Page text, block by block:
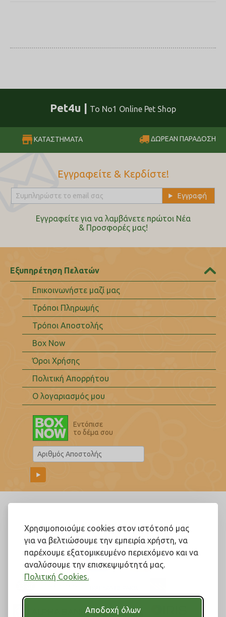
Χρησιμοποιούμε cookies στον ιστότοπό μας
για να βελτιώσουμε την εμπειρία χρήστη, να
παρέχουμε εξατομικευμένο περιεχόμενο και να
αναλύσουμε την επισκεψιμότητά μας.
Πολιτική Cookies.
Αποδοχή όλων
Pet4u | Το No1 Online Pet Shop
ΚΑΤΑΣΤΗΜΑΤΑ ΔΩΡΕΑΝ ΠΑΡΑΔΟΣΗ
Εγγραφείτε & Κερδίστε!
Εγγραφείτε για να λαμβάνετε πρώτοι Nέα
& Προσφορές μας!
Εξυπηρέτηση Πελατών
Επικοινωνήστε μαζί μας
Τρόποι Πληρωμής
Τρόποι Αποστολής
Box Now
Όροι Χρήσης
Πολιτική Απορρήτου
Ο λογαριασμός μου
Εντόπισε
το δέμα σου
Ακολουθήστε μας!